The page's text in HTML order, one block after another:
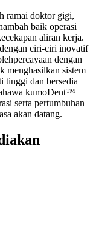
ramai doktor gigi,
baik operasi
aliran kerja.
ciri-ciri inovatif
dengan
menghasilkan sistem
tinggi dan bersedia
kumoDent™
serta pertumbuhan
akan datang.